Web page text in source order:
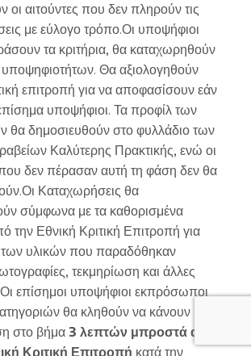
οι αιτούντες που δεν πληρούν τις
με εύλογο τρόπο.Οι υποψήφιοι
τα κριτήρια, θα καταχωρηθούν
υποψηφιοτήτων. Θα αξιολογηθούν
επιτροπή για να αποφασίσουν εάν
υποψήφιοι. Τα προφίλ των
θα δημοσιευθούν στο φυλλάδιο των
Καλύτερης Πρακτικής, ενώ οι
δεν πέρασαν αυτή τη φάση δεν θα
Καταχωρήσεις θα
σύμφωνα με τα καθορισμένα
την Εθνική Κριτική Επιτροπή για
των υλικών που παραδόθηκαν
τεκμηρίωση και άλλες
επίσημοι υποψήφιοι εκπρόσωποι
θα κληθούν να κάνουν μια
στο βήμα 3 λεπτών μπροστά από
Κριτική Επιτροπή κατά την